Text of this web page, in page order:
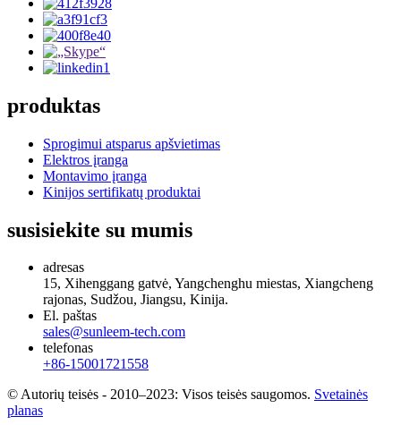
produktas
Sprogimui atsparus apšvietimas
Elektros įranga
Montavimo įranga
Kinijos sertifikatų produktai
susisiekite su mumis
adresas
15, Xihenggang gatvė, Yangchenghu miestas, Xiangcheng
rajonas, Sudžou, Jiangsu, Kinija.
El. paštas
sales@sunleem-tech.com
telefonas
+86-15001721558
© Autorių teisės - 2010–2023: Visos teisės saugomos. Svetainės
planas